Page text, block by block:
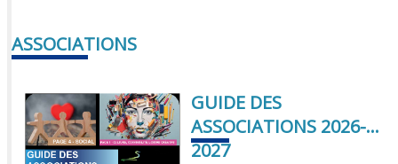
ASSOCIATIONS
GUIDE DES
ASSOCIATIONS 2026-
2027